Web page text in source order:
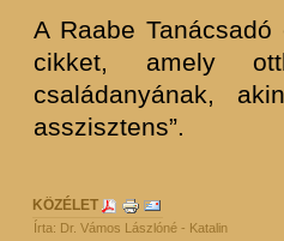
A Raabe
cikket, amely
családanyának,
asszisztens”.
KÖZÉLET
Írta: Dr. Vámos Lászlóné - Katalin